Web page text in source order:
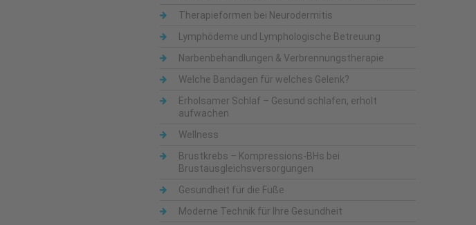
Therapieformen bei Neurodermitis
Lymphödeme und Lymphologische Betreuung
Narbenbehandlungen & Verbrennungstherapie
Welche Bandagen für welches Gelenk?
Erholsamer Schlaf – Gesund schlafen, erholt
aufwachen
Wellness
Brustkrebs – Kompressions-BHs bei
Brustausgleichsversorgungen
Gesundheit für die Füße
Moderne Technik für Ihre Gesundheit